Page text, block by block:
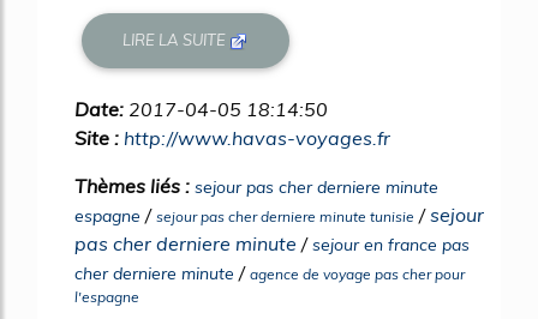
LIRE LA SUITE
Date: 2017-04-05 18:14:50
Site : http://www.havas-voyages.fr
Thèmes liés : sejour pas cher derniere minute
espagne / sejour pas cher derniere minute tunisie /sejour
pas cher derniere minute /sejour en france pas
cher derniere minute / agence de voyage pas cher pour
l'espagne